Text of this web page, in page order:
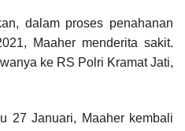
dalam proses penahanan
Maaher menderita sakit.
ke RS Polri Kramat Jati,
27 Januari, Maaher kembali